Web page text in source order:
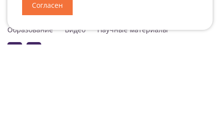
Согласен
Образование
Видео Научные материалы